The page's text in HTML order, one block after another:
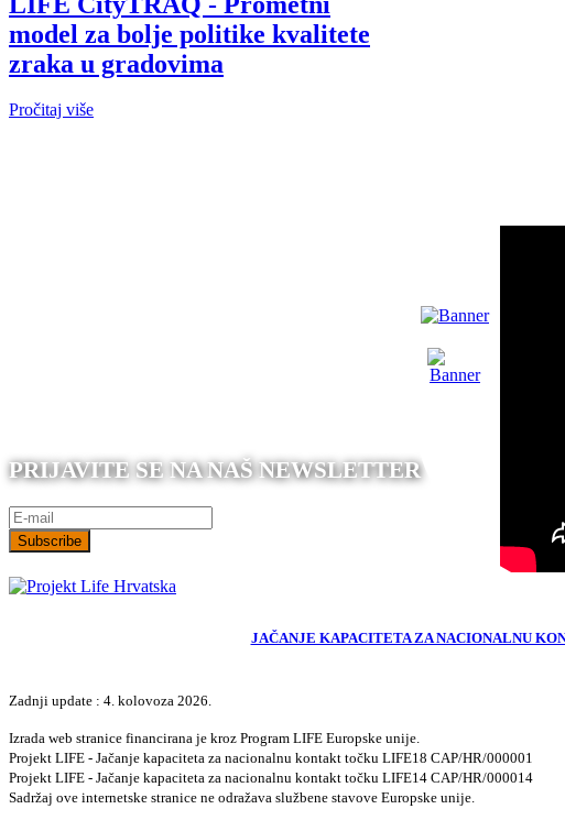
model za bolje politike kvalitete
zraka u gradovima
Pročitaj više
PRIJAVITE SE NA NAŠ NEWSLETTER
Subscribe
JAČANJE KAPACITETA ZA NACIONALNU
Zadnji update : 4. kolovoza 2026.
Izrada web stranice financirana je kroz Program LIFE Europske unije.
Projekt LIFE - Jačanje kapaciteta za nacionalnu kontakt točku LIFE18 CAP/HR/000001
Projekt LIFE - Jačanje kapaciteta za nacionalnu kontakt točku LIFE14 CAP/HR/000014
Sadržaj ove internetske stranice ne odražava službene stavove Europske unije.